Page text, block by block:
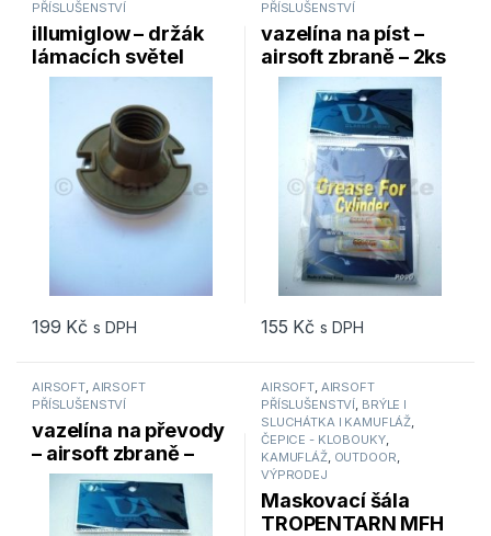
PŘÍSLUŠENSTVÍ
illumiglow – držák
lámacích světel
magnetický –
Magnetic Light
Holder – OLIVE
199 Kč s DPH
PŘÍSLUŠENSTVÍ
vazelína na píst –
airsoft zbraně – 2ks
155 Kč s DPH
AIRSOFT, AIRSOFT
PŘÍSLUŠENSTVÍ
vazelína na převody
– airsoft zbraně –
2ks
AIRSOFT, AIRSOFT
PŘÍSLUŠENSTVÍ, BRÝLE l
SLUCHÁTKA l KAMUFLÁŽ,
ČEPICE - KLOBOUKY,
KAMUFLÁŽ, OUTDOOR,
VÝPRODEJ
Maskovací šála
TROPENTARN MFH